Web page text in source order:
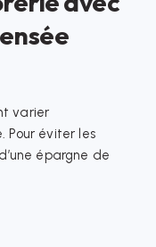
varier
Pour éviter les
épargne de